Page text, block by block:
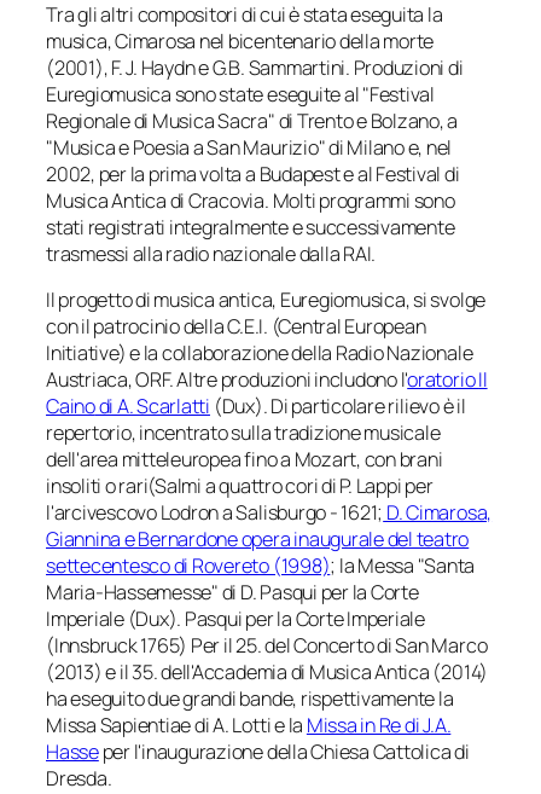
Tra gli altri compositori di cui è stata eseguita la
musica, Cimarosa nel bicentenario della morte
(2001), F. J. Haydn e G.B. Sammartini. Produzioni di
Euregiomusica sono state eseguite al "Festival
Regionale di Musica Sacra" di Trento e Bolzano, a
"Musica e Poesia a San Maurizio" di Milano e, nel
2002, per la prima volta a Budapest e al Festival di
Musica Antica di Cracovia. Molti programmi sono
stati registrati integralmente e successivamente
trasmessi alla radio nazionale dalla RAI.
Il progetto di musica antica, Euregiomusica, si svolge
con il patrocinio della C.E.I. (Central European
Initiative) e la collaborazione della Radio Nazionale
Austriaca, ORF. Altre produzioni includono l'oratorioIl
Cainodi A. Scarlatti (Dux). Di particolare rilievo è il
repertorio, incentrato sulla tradizione musicale
dell'area mitteleuropea fino a Mozart, con brani
insoliti o rari(Salmi a quattro coridi P. Lappi per
l'arcivescovo Lodron a Salisburgo - 1621; D. Cimarosa,
Giannina e Bernardoneopera inaugurale del teatro
settecentesco di Rovereto (1998); la Messa "Santa
Maria-Hassemesse" di D. Pasqui per la Corte
Imperiale (Dux). Pasqui per la Corte Imperiale
(Innsbruck 1765) Per il 25. del Concerto di San Marco
(2013) e il 35. dell'Accademia di Musica Antica (2014)
ha eseguito due grandi bande, rispettivamente la
Missa Sapientiaedi A. Lotti e la Missa in Re di J.A.
Hasseper l'inaugurazione della Chiesa Cattolica di
Dresda.